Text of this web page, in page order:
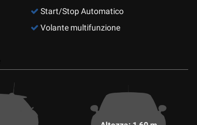
Start/Stop Automatico
Volante multifunzione